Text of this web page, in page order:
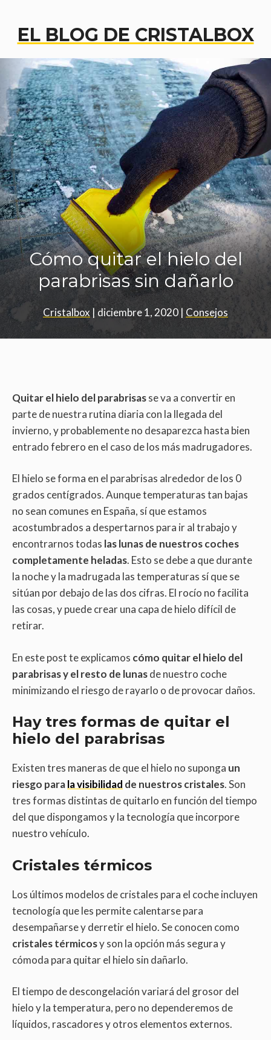
EL BLOG DE CRISTALBOX
Cómo quitar el hielo del
parabrisas sin dañarlo
Cristalbox |diciembre 1, 2020| Consejos
Quitar el hielo del parabrisasse va a convertir en
parte de nuestra rutina diaria con la llegada del
invierno, y probablemente no desaparezca hasta bien
entrado febrero en el caso de los más madrugadores.
El hielo se forma en el parabrisas alrededor de los 0
grados centígrados. Aunque temperaturas tan bajas
no sean comunes en España, sí que estamos
acostumbrados a despertarnos para ir al trabajo y
encontrarnos todas las lunas de nuestros coches
completamente heladas. Esto se debe a que durante
la noche y la madrugada las temperaturas sí que se
sitúan por debajo de las dos cifras. El rocío no facilita
las cosas, y puede crear una capa de hielo difícil de
retirar.
En este post te explicamos cómo quitar el hielo del
parabrisas y el resto de lunasde nuestro coche
minimizando el riesgo de rayarlo o de provocar daños.
Hay tres formas de quitar el
hielo del parabrisas
Existen tres maneras de que el hielo no suponga un
riesgo parala visibilidad de nuestros cristales. Son
tres formas distintas de quitarlo en función del tiempo
del que dispongamos y la tecnología que incorpore
nuestro vehículo.
Cristales térmicos
Los últimos modelos de cristales para el coche incluyen
tecnología que les permite calentarse para
desempañarse y derretir el hielo. Se conocen como
cristales térmicosy son la opción más segura y
cómoda para quitar el hielo sin dañarlo.
El tiempo de descongelación variará del grosor del
hielo y la temperatura, pero no dependeremos de
líquidos, rascadores y otros elementos externos.